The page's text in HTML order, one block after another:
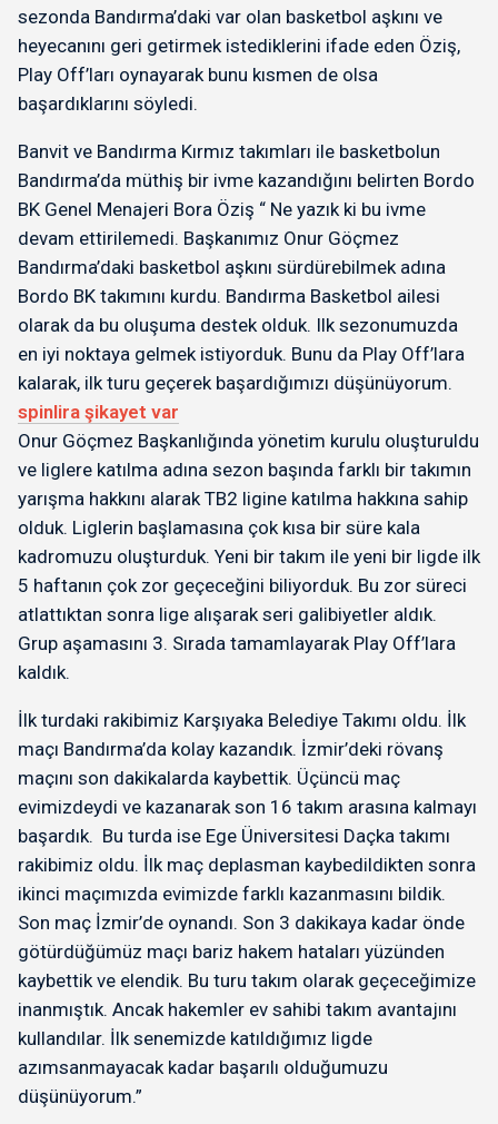
sezonda Bandırma’daki var olan basketbol aşkını ve
heyecanını geri getirmek istediklerini ifade eden Öziş,
Play Off’ları oynayarak bunu kısmen de olsa
başardıklarını söyledi.
Banvit ve Bandırma Kırmız takımları ile basketbolun
Bandırma’da müthiş bir ivme kazandığını belirten Bordo
BK Genel Menajeri Bora Öziş “ Ne yazık ki bu ivme
devam ettirilemedi. Başkanımız Onur Göçmez
Bandırma’daki basketbol aşkını sürdürebilmek adına
Bordo BK takımını kurdu. Bandırma Basketbol ailesi
olarak da bu oluşuma destek olduk. Ilk sezonumuzda
en iyi noktaya gelmek istiyorduk. Bunu da Play Off’lara
kalarak, ilk turu geçerek başardığımızı düşünüyorum.
spinlira şikayet var
Onur Göçmez Başkanlığında yönetim kurulu oluşturuldu
ve liglere katılma adına sezon başında farklı bir takımın
yarışma hakkını alarak TB2 ligine katılma hakkına sahip
olduk. Liglerin başlamasına çok kısa bir süre kala
kadromuzu oluşturduk. Yeni bir takım ile yeni bir ligde ilk
5 haftanın çok zor geçeceğini biliyorduk. Bu zor süreci
atlattıktan sonra lige alışarak seri galibiyetler aldık.
Grup aşamasını 3. Sırada tamamlayarak Play Off’lara
kaldık.
İlk turdaki rakibimiz Karşıyaka Belediye Takımı oldu. İlk
maçı Bandırma’da kolay kazandık. İzmir’deki rövanş
maçını son dakikalarda kaybettik. Üçüncü maç
evimizdeydi ve kazanarak son 16 takım arasına kalmayı
başardık. Bu turda ise Ege Üniversitesi Daçka takımı
rakibimiz oldu. İlk maç deplasman kaybedildikten sonra
ikinci maçımızda evimizde farklı kazanmasını bildik.
Son maç İzmir’de oynandı. Son 3 dakikaya kadar önde
götürdüğümüz maçı bariz hakem hataları yüzünden
kaybettik ve elendik. Bu turu takım olarak geçeceğimize
inanmıştık. Ancak hakemler ev sahibi takım avantajını
kullandılar. İlk senemizde katıldığımız ligde
azımsanmayacak kadar başarılı olduğumuzu
düşünüyorum.”